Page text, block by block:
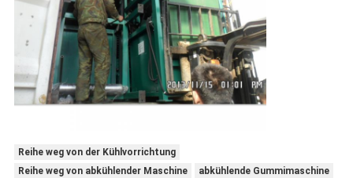
Reihe weg von der Kühlvorrichtung
Reihe weg von abkühlender Maschine
abkühlende Gummimaschine